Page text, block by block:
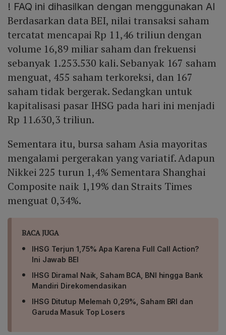
! FAQ ini dihasilkan dengan menggunakan AI
Berdasarkan data BEI, nilai transaksi saham
tercatat mencapai Rp 11,46 triliun dengan
volume 16,89 miliar saham dan frekuensi
sebanyak 1.253.530 kali. Sebanyak 167 saham
menguat, 455 saham terkoreksi, dan 167
saham tidak bergerak. Sedangkan untuk
kapitalisasi pasar IHSG pada hari ini menjadi
Rp 11.630,3 triliun.
Sementara itu, bursa saham Asia mayoritas
mengalami pergerakan yang variatif. Adapun
Nikkei 225 turun 1,4% Sementara Shanghai
Composite naik 1,19% dan Straits Times
menguat 0,34%.
BACA JUGA
IHSG Terjun 1,75% Apa Karena Full Call Action?
Ini Jawab BEI
IHSG Diramal Naik, Saham BCA, BNI hingga Bank
Mandiri Direkomendasikan
IHSG Ditutup Melemah 0,29%, Saham BRI dan
Garuda Masuk Top Losers